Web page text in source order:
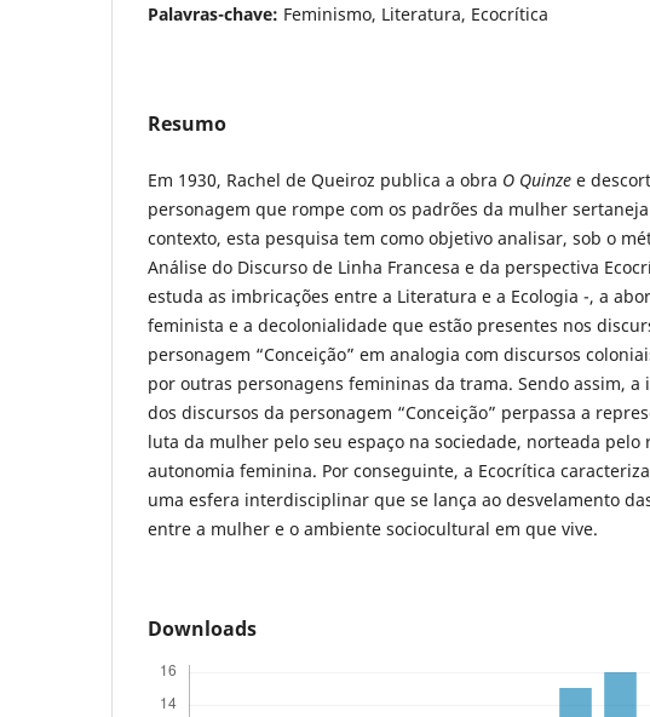
Palavras-chave: Feminismo, Literatura, Ecocrítica
Resumo
Em 1930, Rachel de Queiroz publica a obra O Quinze e
personagem que rompe com os padrões da mulher
contexto, esta pesquisa tem como objetivo analisar, sob o
Análise do Discurso de Linha Francesa e da perspectiva
estuda as imbricações entre a Literatura e a Ecologia -, a
feminista e a decolonialidade que estão presentes nos
personagem “Conceição” em analogia com discursos
por outras personagens femininas da trama. Sendo assim, a
dos discursos da personagem “Conceição” perpassa a
luta da mulher pelo seu espaço na sociedade, norteada pelo
autonomia feminina. Por conseguinte, a Ecocrítica
uma esfera interdisciplinar que se lança ao desvelamento
entre a mulher e o ambiente sociocultural em que vive.
Downloads